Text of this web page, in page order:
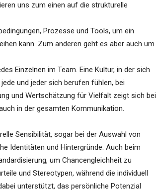
uns zum einen auf die strukturelle
Prozesse und Tools, um ein
kann. Zum anderen geht es aber auch um
Einzelnen im Team. Eine Kultur, in der sich
und jeder sich berufen fühlen, bei
und Wertschätzung für Vielfalt zeigt sich bei
in der gesamten Kommunikation.
Sensibilität, sogar bei der Auswahl von
Identitäten und Hintergründe. Auch beim
um Chancengleichheit zu
und Stereotypen, während die individuell
unterstützt, das persönliche Potenzial